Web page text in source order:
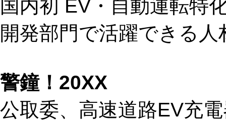
国内初 EV・自動運転特
開発部門で活躍できる
警鐘！20XX
公取委、高速道路EV充